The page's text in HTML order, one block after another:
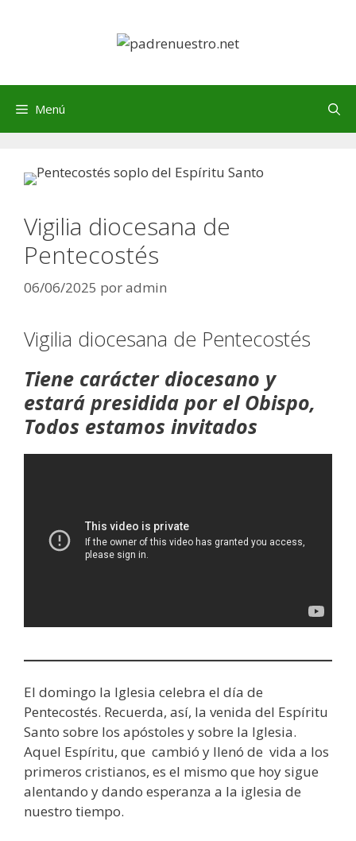
Menú
Vigilia diocesana de
Pentecostés
06/06/2025 poradmin
Vigilia diocesana de Pentecostés
Tiene carácter diocesano y
estará presidida por el Obispo,
Todos estamos invitados
El domingo la Iglesia celebra el día de
Pentecostés. Recuerda, así, la venida del Espíritu
Santo sobre los apóstoles y sobre la Iglesia.
Aquel Espíritu, que cambió y llenó de vida a los
primeros cristianos, es el mismo que hoy sigue
alentando y dando esperanza a la iglesia de
nuestro tiempo.